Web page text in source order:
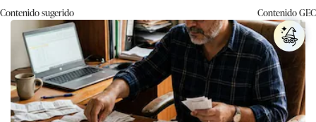
Contenido sugerido ContenidoGEC